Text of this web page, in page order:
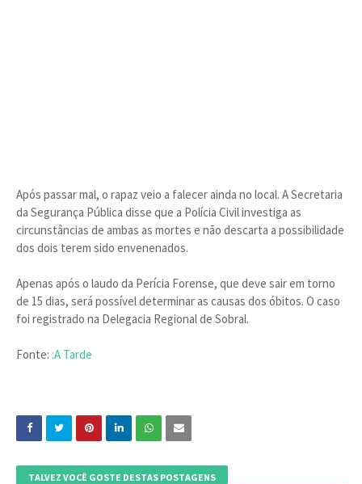
Após passar mal, o rapaz veio a falecer ainda no local. A Secretaria
da Segurança Pública disse que a Polícia Civil investiga as
circunstâncias de ambas as mortes e não descarta a possibilidade
dos dois terem sido envenenados.
Apenas após o laudo da Perícia Forense, que deve sair em torno
de 15 dias, será possível determinar as causas dos óbitos. O caso
foi registrado na Delegacia Regional de Sobral.
Fonte: :A Tarde
TALVEZ VOCÊ GOSTE DESTAS POSTAGENS